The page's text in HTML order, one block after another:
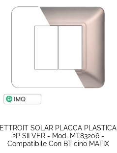
ETTROIT SOLAR PLACCA PLASTICA
2P SILVER - Mod. MT83206 -
Compatibile Con BTicino MATIX